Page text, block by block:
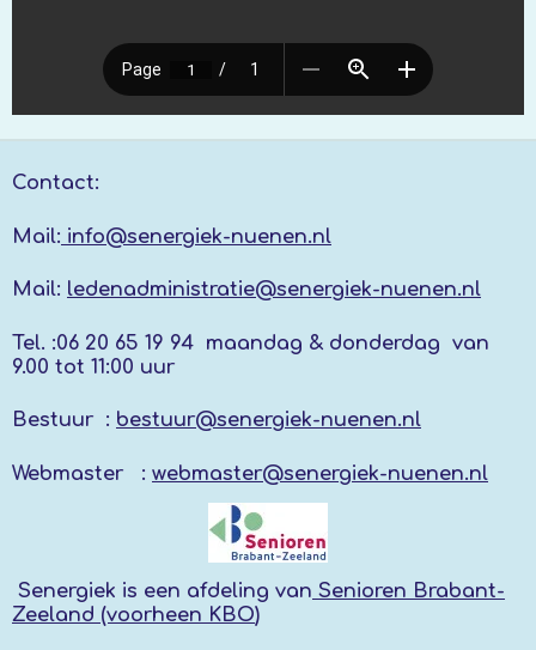
Contact:
Mail: info@senergiek-nuenen.nl
Mail: ledenadministratie@senergiek-nuenen.nl
Tel. :06 20 65 19 94 maandag & donderdag van
9.00 tot 11:00 uur
Bestuur : bestuur@senergiek-nuenen.nl
Webmaster : webmaster@senergiek-nuenen.nl
Senergiek is een afdeling van Senioren Brabant-
Zeeland (voorheen KBO)